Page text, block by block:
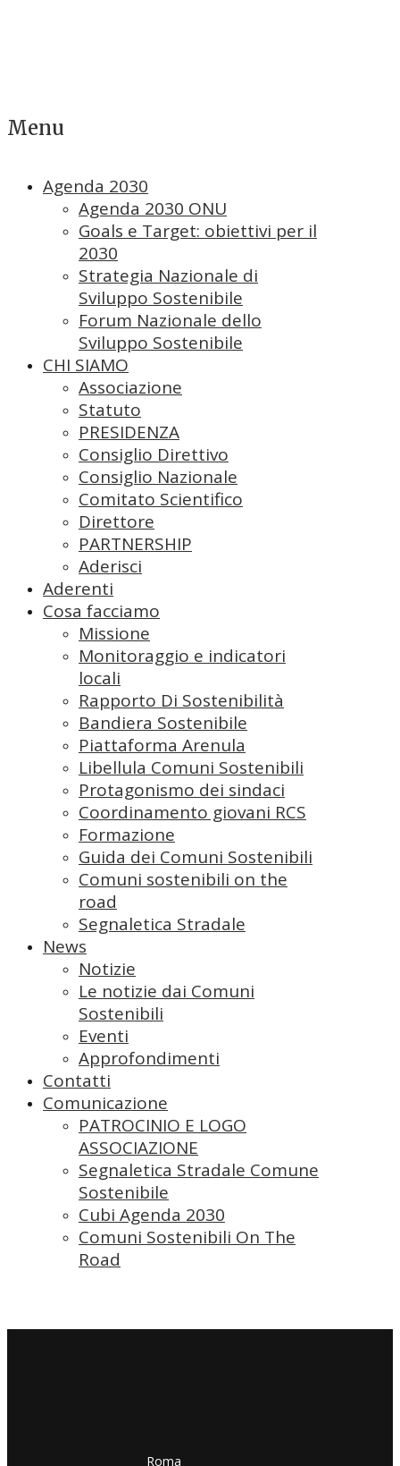
Menu
Agenda 2030
Agenda 2030 ONU
Goals e Target: obiettivi per il
2030
Strategia Nazionale di
Sviluppo Sostenibile
Forum Nazionale dello
Sviluppo Sostenibile
CHI SIAMO
Associazione
Statuto
PRESIDENZA
Consiglio Direttivo
Consiglio Nazionale
Comitato Scientifico
Direttore
PARTNERSHIP
Aderisci
Aderenti
Cosa facciamo
Missione
Monitoraggio e indicatori
locali
Rapporto Di Sostenibilità
Bandiera Sostenibile
Piattaforma Arenula
Libellula Comuni Sostenibili
Protagonismo dei sindaci
Coordinamento giovani RCS
Formazione
Guida dei Comuni Sostenibili
Comuni sostenibili on the
road
Segnaletica Stradale
News
Notizie
Le notizie dai Comuni
Sostenibili
Eventi
Approfondimenti
Contatti
Comunicazione
PATROCINIO E LOGO
ASSOCIAZIONE
Segnaletica Stradale Comune
Sostenibile
Cubi Agenda 2030
Comuni Sostenibili On The
Road
​​Roma